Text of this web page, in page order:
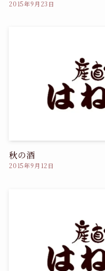
2015年9月23日
秋の酒
2015年9月12日